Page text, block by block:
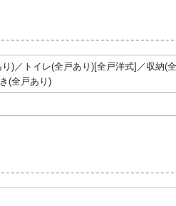
り)／トイレ(全戸あり)[全戸洋式]／収納(
(全戸あり)